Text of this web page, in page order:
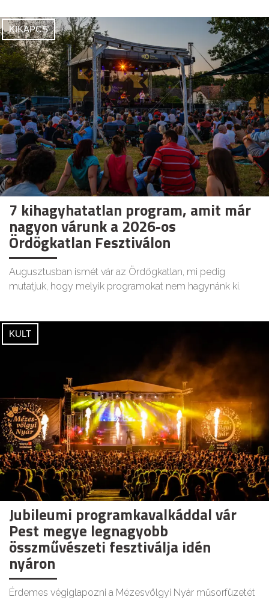
KIKAPCS
7 kihagyhatatlan program, amit már
nagyon várunk a 2026-os
Ördögkatlan Fesztiválon
Augusztusban ismét vár az Ördögkatlan, mi pedig
mutatjuk, hogy melyik programokat nem hagynánk ki.
KULT
Jubileumi programkavalkáddal vár
Pest megye legnagyobb
összművészeti fesztiválja idén
nyáron
Érdemes végiglapozni a Mézesvölgyi Nyár műsorfüzetét